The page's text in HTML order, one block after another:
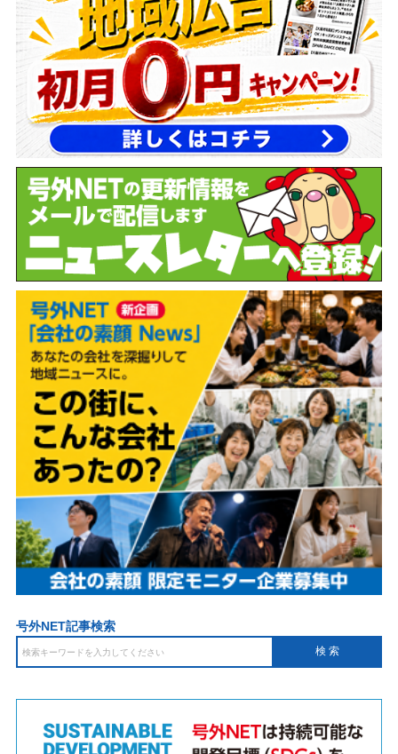
号外NET記事検索